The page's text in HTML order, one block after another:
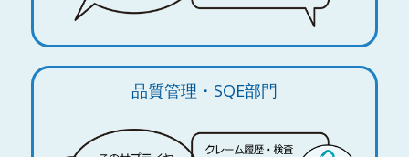
品質管理・SQE部門